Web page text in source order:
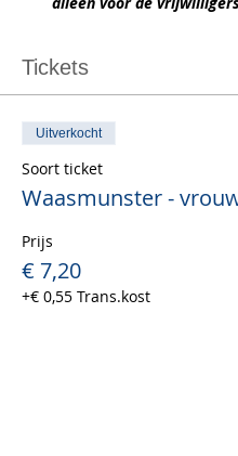
Tickets
Uitverkocht
Soort ticket
Waasmunster -
Prijs
€ 7,20
+€ 0,55 Trans.kost